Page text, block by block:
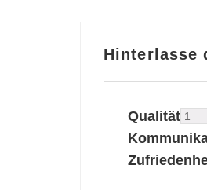
Hinterlasse
Qualität